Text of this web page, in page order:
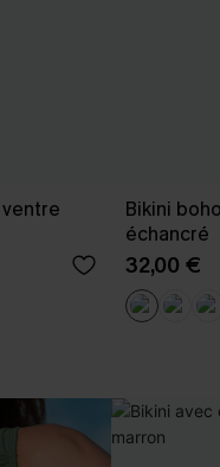
Bikini
échancré
32,00 €